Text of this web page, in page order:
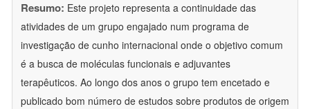
Resumo: Este projeto representa a continuidade das
atividades de um grupo engajado num programa de
investigação de cunho internacional onde o objetivo comum
é a busca de moléculas funcionais e adjuvantes
terapêuticos. Ao longo dos anos o grupo tem encetado e
publicado bom número de estudos sobre produtos de origem